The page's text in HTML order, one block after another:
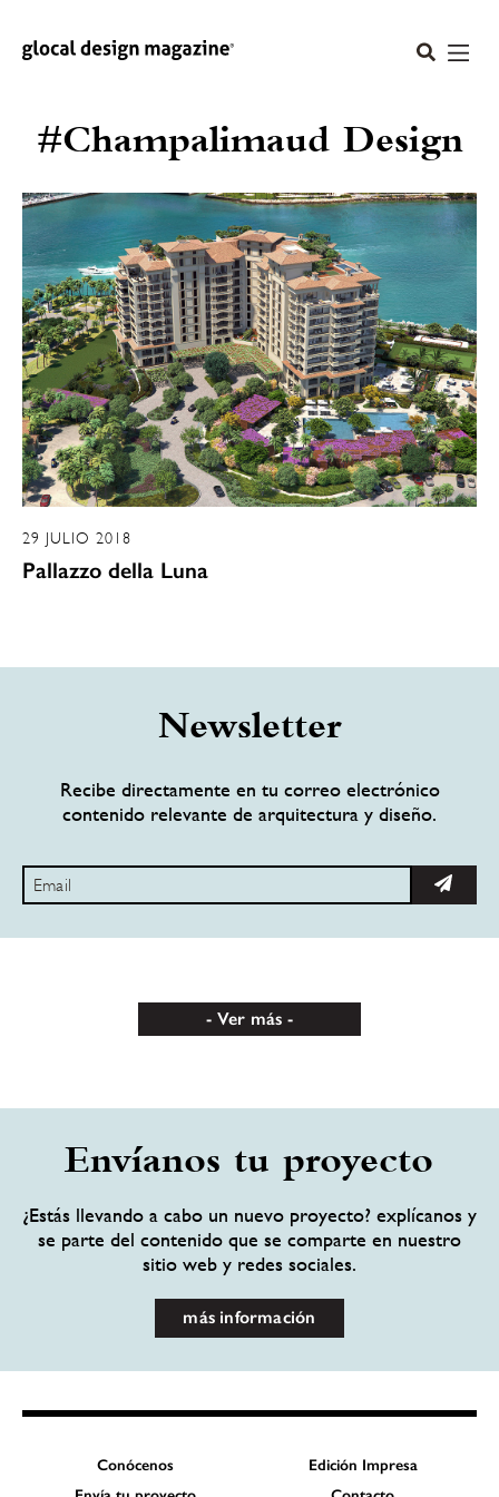
#Champalimaud Design
29 JULIO 2018
Pallazzo della Luna
Newsletter
Recibe directamente en tu correo electrónico
contenido relevante de arquitectura y diseño.
Ver más
Envíanos tu proyecto
¿Estás llevando a cabo un nuevo proyecto? explícanos y
se parte del contenido que se comparte en nuestro
sitio web y redes sociales.
más información
Conócenos
Edición Impresa